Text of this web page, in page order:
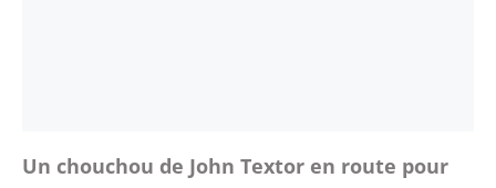
Un chouchou de John Textor en route pour